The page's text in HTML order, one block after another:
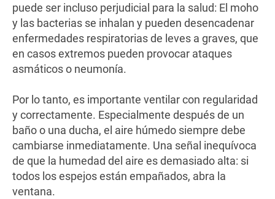
puede ser incluso perjudicial para la salud: El moho
y las bacterias se inhalan y pueden desencadenar
enfermedades respiratorias de leves a graves, que
en casos extremos pueden provocar ataques
asmáticos o neumonía.
Por lo tanto, es importante ventilar con regularidad
y correctamente. Especialmente después de un
baño o una ducha, el aire húmedo siempre debe
cambiarse inmediatamente. Una señal inequívoca
de que la humedad del aire es demasiado alta: si
todos los espejos están empañados, abra la
ventana.